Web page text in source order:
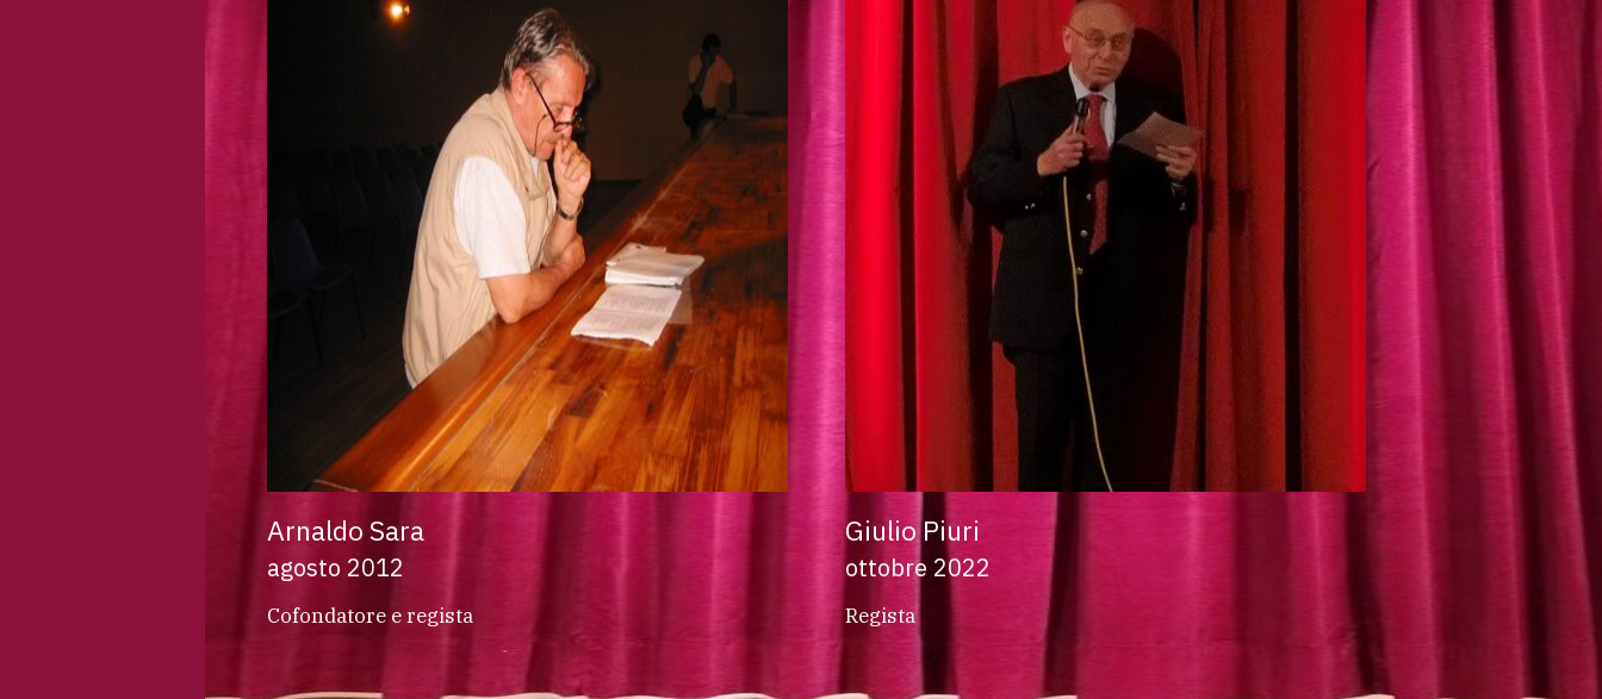
Arnaldo Sara
agosto 2012
Giulio Piuri
ottobre 2022
Cofondatore e regista Regista